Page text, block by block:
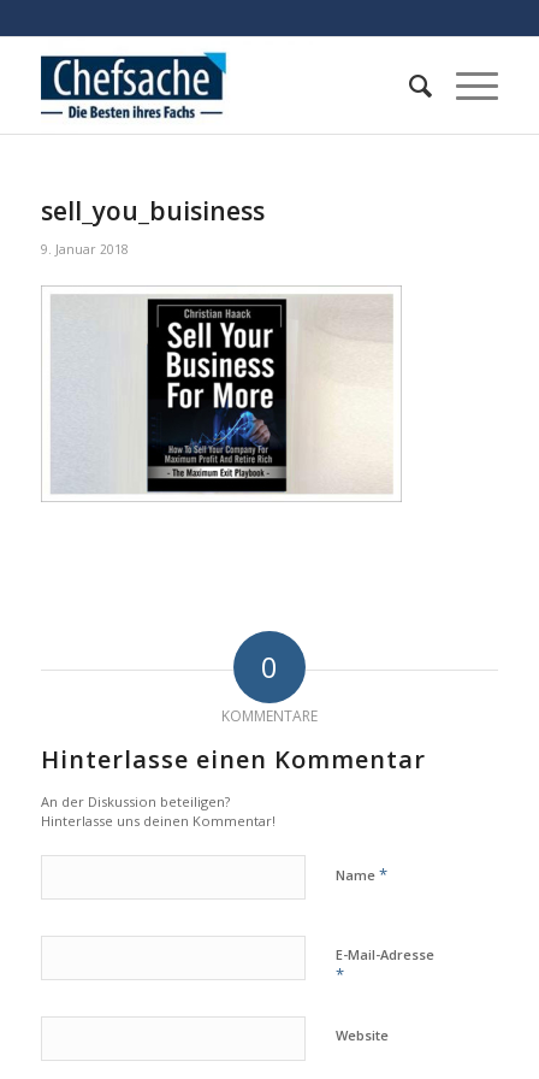
sell_you_buisiness
9. Januar 2018
0
KOMMENTARE
Hinterlasse einen Kommentar
An der Diskussion beteiligen?
Hinterlasse uns deinen Kommentar!
Name *
E-Mail-Adresse
*
Website